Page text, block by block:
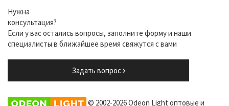
Нужна
консультация?
Если у вас остались вопросы, заполните форму и наши
специалисты в ближайшее время свяжутся с вами
Задать вопрос
© 2002-2026 Odeon Light оптовые и